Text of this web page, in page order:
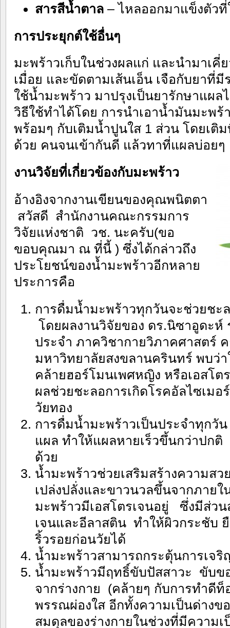
สารสีน้ำตาล– ไหลออกมาแข็งตัวที่
การประยุกต์ใช้อื่นๆ
มะพร้าวเก็บในช่วงผลแก่ และนำมาเคี่
เมื่อย และขัดตามเส้นเอ็น เจือกับยาที่
ใช้น้ำมะพร้าว มาปรุงเป็นยารักษาแผ
วิธีใช้ทำได้โดย การนำเอาน้ำมันมะพ
พร้อมๆ กับเติมน้ำปูนใส 1 ส่วน โดยเติ
ด้วย คนจนเข้ากันดี แล้วทาที่แผลบ่อยๆ
งานวิจัยที่เกี่ยวข้องกับมะพร้าว
อ้างอิงจากงานเขียนของคุณพนิตตา
สวัสดี สำนักงานคณะกรรมการ
วิจัยแห่งชาติ วช. นะครับ(ขอ
ขอบคุณมา ณ ที่นี้ ) ซึ่งได้กล่าวถึง
ประโยชน์ของน้ำมะพร้าวอีกหลาย
ประการคือ
การดื่มน้ำมะพร้าวทุกวันจะช่วยชะ
โดยผลงานวิจัยของ ดร.นิซาอูดะห์
ประจำ ภาควิชากายวิภาคศาสตร์
มหาวิทยาลัยสงขลานครินทร์ พบว่
คล้ายฮอร์โมนเพศหญิง หรือเอสโต
ผลช่วยชะลอการเกิดโรคอัลไซเมอ
วัยทอง
การดื่มน้ำมะพร้าวเป็นประจำทุกวั
แผล ทำให้แผลหายเร็วขึ้นกว่าปก
ด้วย
น้ำมะพร้าวช่วยเสริมสร้างความส
เปล่งปลั่งและขาวนวลขึ้นจากภาย
มะพร้าวมีเอสโตรเจนอยู่ ซึ่งมีส่ว
เจนและอีลาสติน ทำให้ผิวกระชับ
ริ้วรอยก่อนวัยได้
น้ำมะพร้าวสามารถกระตุ้นการเจ
น้ำมะพร้าวมีฤทธิ์ขับปัสสาวะ ขับข
จากร่างกาย (คล้ายๆ กับการทำดี
พรรณผ่องใส อีกทั้งความเป็นด่างข
สมดุลของร่างกายในช่วงที่มีความ